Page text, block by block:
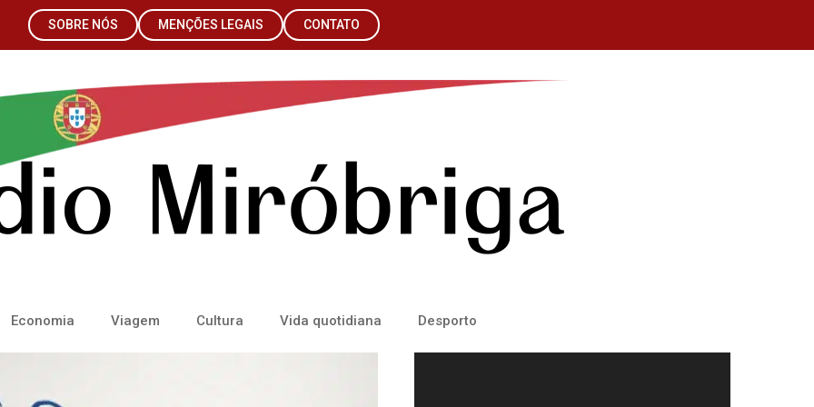
SOBRE NÓS MENÇÕES LEGAIS CONTATO
Economia Viagem Cultura Vida quotidiana Desporto